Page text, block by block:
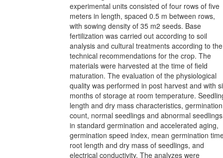
experimental units consisted of four rows of five
meters in length, spaced 0.5 m between rows,
with sowing density of 35 m2 seeds. Base
fertilization was carried out according to soil
analysis and cultural treatments according to the
technical recommendations for the crop. The
materials were harvested at the time of field
maturation. The evaluation of the physiological
quality was performed in post harvest and with
months of storage at room temperature.
length and dry mass characteristics, germination
count, normal seedlings and abnormal seedlings
in standard germination and accelerated aging,
germination speed index, mean germination
root length and dry mass of seedlings, and
electrical conductivity. The analyzes were